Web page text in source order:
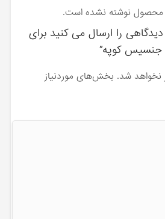
محصول نوشته نشده است.
را ارسال می کنید برای
جنسیس کوپه”
نخواهد شد. بخش‌های موردنیاز